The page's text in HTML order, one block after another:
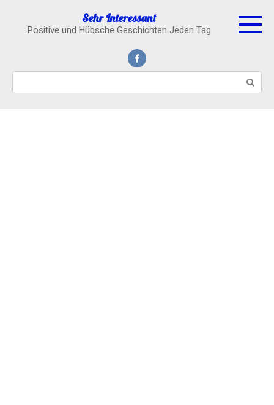
content
Sehr Interessant
Positive und Hübsche Geschichten Jeden Tag